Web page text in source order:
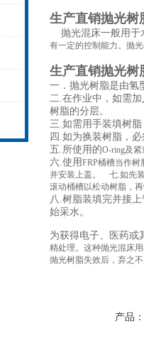
生产直销抛光树
抛光混床一般用于
有一定的控制能力。抛
生产直销抛光树
一．抛光树脂是由氢
二.在作业中，如需
树脂的分层。
三.如需用手装填树
四 .如为换装树脂，
五.所使用的O-ring及
六.使用FRP桶槽当作树
并安装上盖。 七.如先
滚动桶槽以松动树脂，
八 .树脂装填完并接
始采水。
为获得电子、医药或
精处理。这种抛光混床
抛光树脂失效后，弃之
产品：